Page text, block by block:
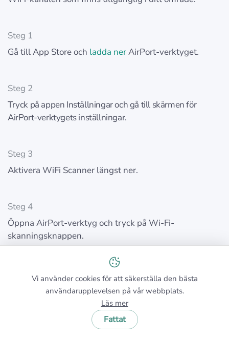
Steg 1
Gå till App Store och ladda nerAirPort-verktyget.
Steg 2
Tryck på appen Inställningar och gå till skärmen för
AirPort-verktygets inställningar.
Steg 3
Aktivera WiFi Scanner längst ner.
Steg 4
Öppna AirPort-verktyg och tryck på Wi-Fi-
skanningsknappen.
Ange önskad skanningstid och tryck på Skanna.
Vi använder cookies för att säkerställa den bästa
användarupplevelsen på vår webbplats.
Läs mer
Fattat